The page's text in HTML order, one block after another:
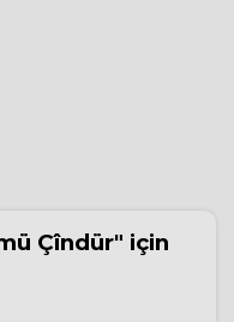
Çîndür" için